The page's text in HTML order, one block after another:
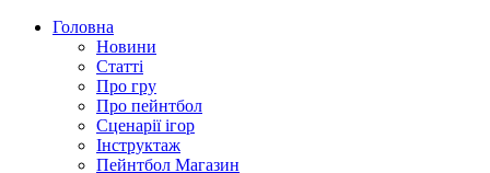
Головна
Новини
Статті
Про гру
Про пейнтбол
Сценарії ігор
Інструктаж
Пейнтбол Магазин